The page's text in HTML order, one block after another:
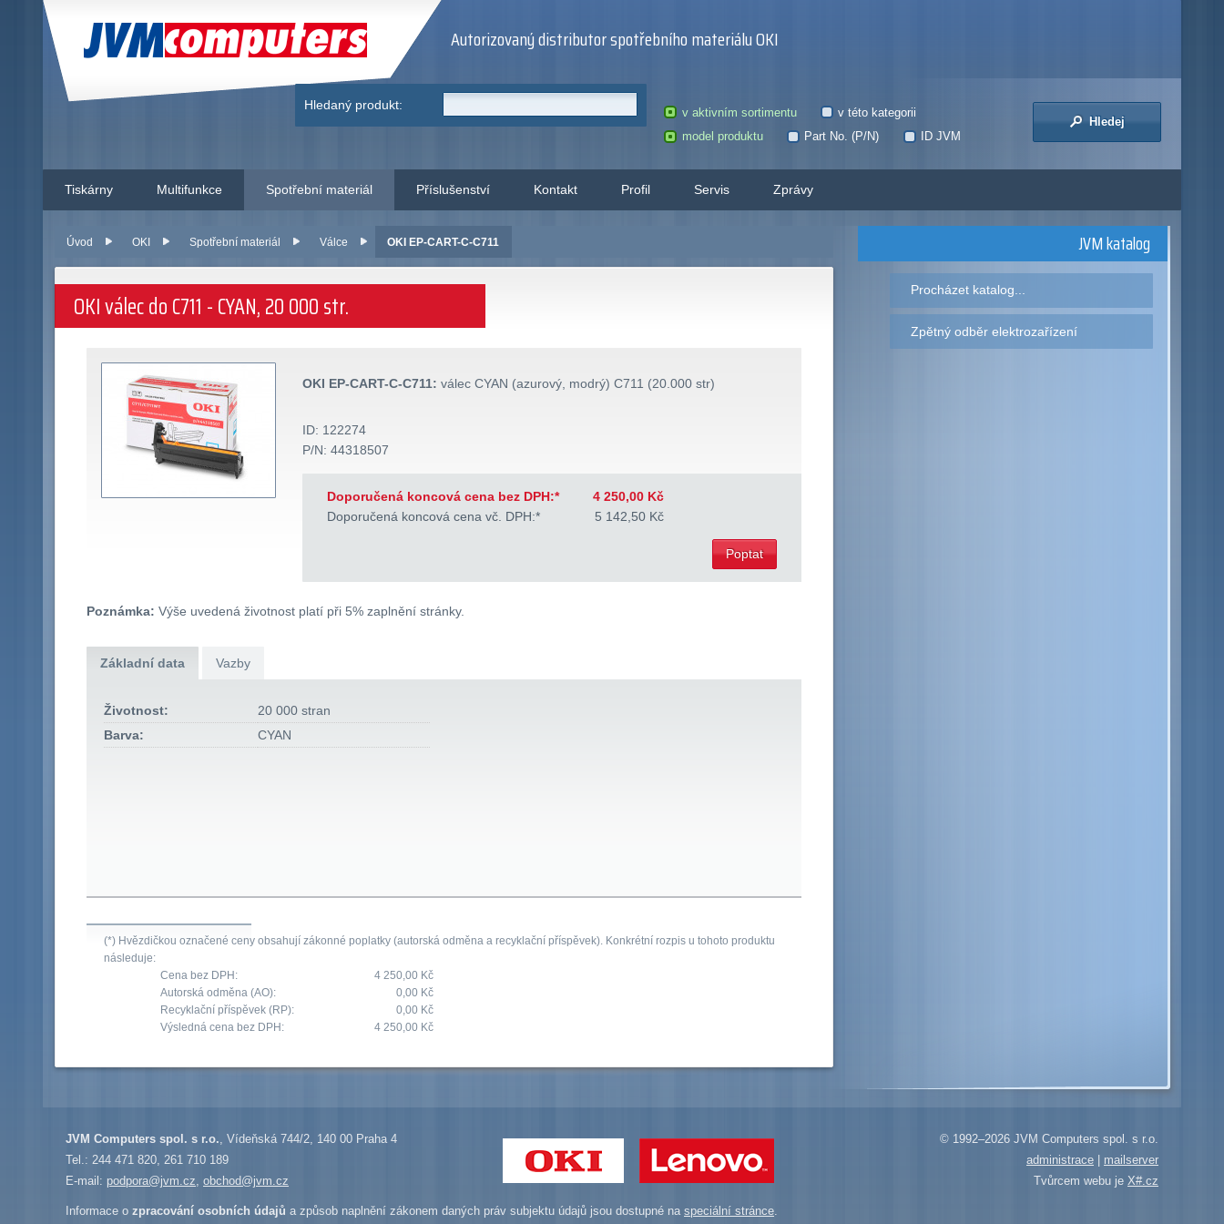
JVM Computers Autorizovaný distributor spotřebního materiálu OKI
Hledaný produkt:
v aktivním sortimentu
v této kategorii
model produktu
Part No. (P/N) ID JVM
Hledej
Tiskárny Multifunkce Spotřební materiál Příslušenství Kontakt Profil Servis Zprávy
Úvod OKI Spotřební materiál Válce OKI EP-CART-C-C711
OKI válec do C711 - CYAN, 20 000 str.
OKI EP-CART-C-C711: válec CYAN (azurový, modrý) C711 (20.000 str)
ID: 122274
P/N: 44318507
Doporučená koncová cena bez DPH:*
4 250,00 Kč
Doporučená koncová cena vč. DPH:*
5 142,50 Kč
Poptat
Poznámka: Výše uvedená životnost platí při 5% zaplnění stránky.
Základní data Vazby
Životnost:
20 000 stran
Barva:
CYAN
(*) Hvězdičkou označené ceny obsahují zákonné poplatky (autorská odměna a recyklační příspěvek). Konkrétní rozpis u tohoto produktu
následuje:
Cena bez DPH:
4 250,00 Kč
Autorská odměna (AO):
0,00 Kč
Recyklační příspěvek (RP):
0,00 Kč
Výsledná cena bez DPH:
4 250,00 Kč
JVM katalog
Procházet katalog...
Zpětný odběr elektrozařízení
JVM Computers spol. s r.o., Vídeňská 744/2, 140 00 Praha 4
Tel.: 244 471 820, 261 710 189
E-mail: podpora@jvm.cz, obchod@jvm.cz
© 1992–2026 JVM Computers spol. s r.o.
administrace
mailserver
Tvůrcem webu je X#.cz
Informace o zpracování osobních údajů a způsob naplnění zákonem daných práv subjektu údajů jsou dostupné na speciální stránce.